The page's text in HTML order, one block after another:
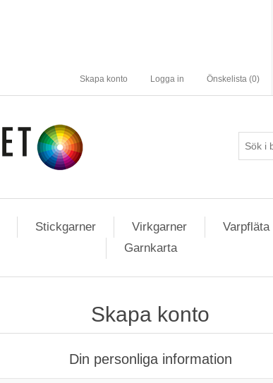
Skapa konto Logga in Önskelista (0)
Stickgarner Virkgarner Varpfläta
Garnkarta
Skapa konto
Din personliga information